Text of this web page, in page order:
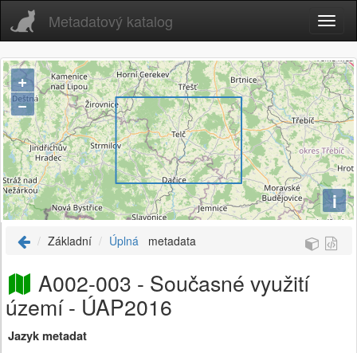
Metadatový katalog
+
−
i
Základní Úplná metadata
A002-003 - Současné využití
území - ÚAP2016
Jazyk metadat